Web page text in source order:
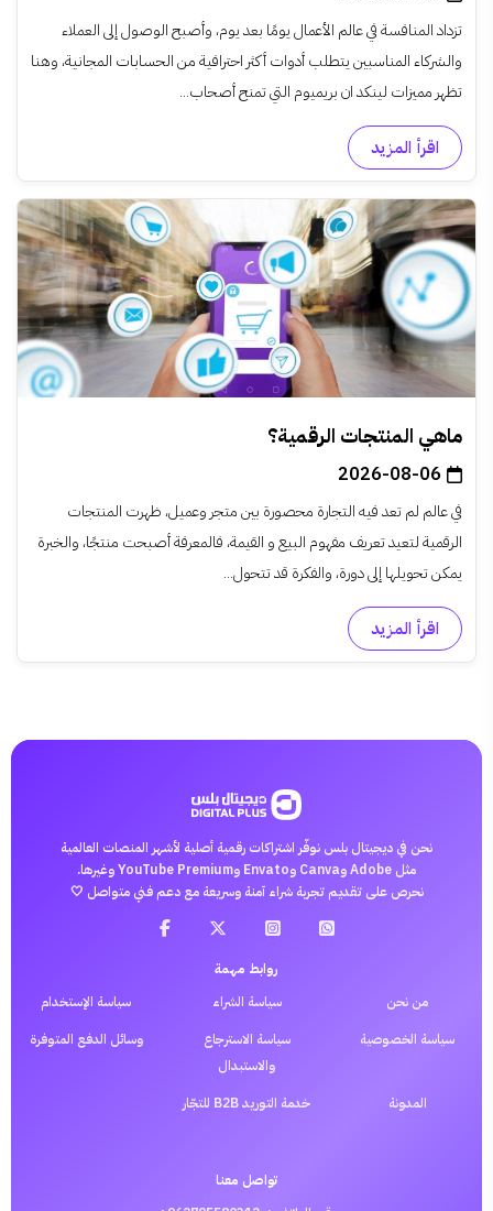
تزداد المنافسة في عالم الأعمال يومًا بعد يوم، وأصبح الوصول إلى العملاء
والشركاء المناسبين يتطلب أدوات أكثر احترافية من الحسابات المجانية، وهنا
تظهر مميزات لينكد ان بريميوم التي تمنح أصحاب...
اقرأ المزيد
ماهي المنتجات الرقمية؟
2026-08-06
في عالم لم تعد فيه التجارة محصورة بين متجر وعميل، ظهرت المنتجات
الرقمية لتعيد تعريف مفهوم البيع و القيمة، فالمعرفة أصبحت منتجًا، والخبرة
يمكن تحويلها إلى دورة، والفكرة قد تتحول...
اقرأ المزيد
نحن في ديجيتال بلس نوفّر اشتراكات رقمية أصلية لأشهر المنصات العالمية
مثل Adobe وCanva وEnvato وYouTube Premium وغيرها.
نحرص على تقديم تجربة شراء آمنة وسريعة مع دعم فني متواصل 🤍
روابط مهمة
من نحن
سياسة الشراء
سياسة الإستخدام
سياسة الخصوصية
سياسة الاسترجاع
والاستبدال
وسائل الدفع المتوفرة
المدونة خدمة التوريد B2B للتجّار
تواصل معنا